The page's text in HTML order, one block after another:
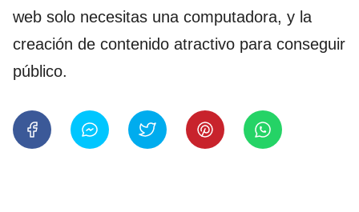
web solo necesitas una computadora, y la
creación de contenido atractivo para conseguir
público.